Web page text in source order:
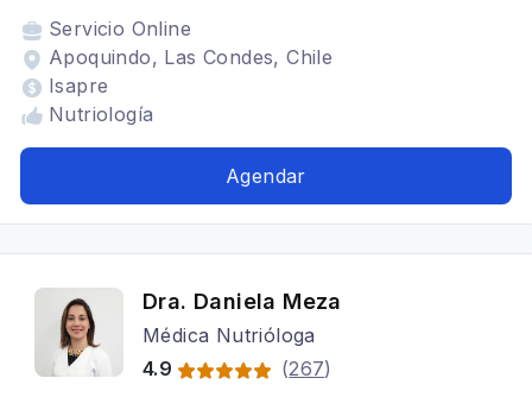
Servicio Online
Apoquindo, Las Condes, Chile
Isapre
Nutriología
Agendar
Dra. Daniela Meza
Médica Nutrióloga
4.9
(267)